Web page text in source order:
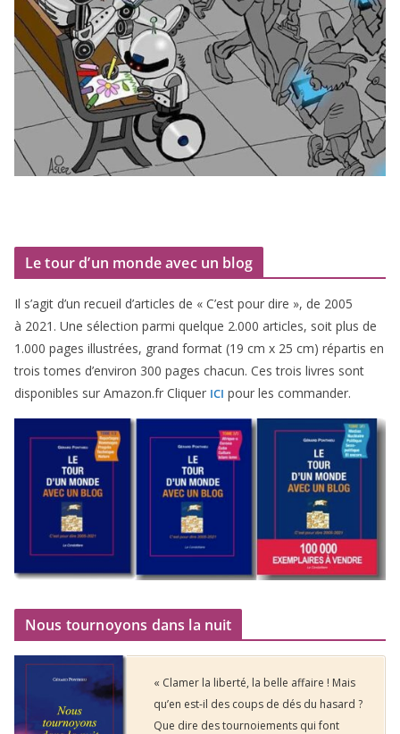
Le tour d’un monde avec un blog
Il s’agit d’un recueil d’ar­ticles de « C’est pour dire », de 2005
à 2021 . Une sélec­tion par­mi quelque 2.000 articles, soit plus de
1 .000 pages illus­trées, grand for­mat (19 cm x 25 cm) répar­tis en
trois tomes d’environ 300 pages cha­cun. Ces trois livres sont
dis­po­nibles sur Amazon​.fr Cliquer ICI pour les commander.
Nous tournoyons dans la nuit
« Clamer la liberté, la belle affaire ! Mais
qu’en est-il des coups de dés du hasard ?
Que dire des tournoiements qui font